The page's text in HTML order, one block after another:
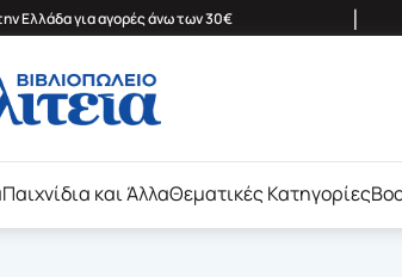
Ελλάδα για αγορές άνω των 30€ |
Παιχνίδια και ΆλλαΘεματικές Κατηγορίες